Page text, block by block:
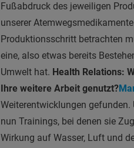
Fußabdruck des jeweiligen
unserer
Produktionsschritt betrachten
eine, also etwas bereits
Umwelt hat. Health Relations:
Ihre weitere Arbeit genutzt?
Weiterentwicklungen gefunden.
nun Trainings, bei denen sie
Wirkung auf Wasser, Luft und